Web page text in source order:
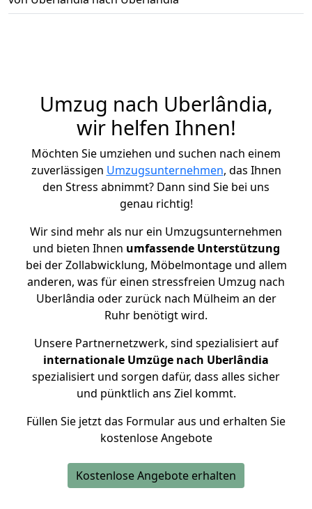
Umzug nach Uberlândia,
wir helfen Ihnen!
Möchten Sie umziehen und suchen nach einem
zuverlässigen Umzugsunternehmen, das Ihnen
den Stress abnimmt? Dann sind Sie bei uns
genau richtig!
Wir sind mehr als nur ein Umzugsunternehmen
und bieten Ihnen umfassende Unterstützung
bei der Zollabwicklung, Möbelmontage und allem
anderen, was für einen stressfreien Umzug nach
Uberlândia oder zurück nach Mülheim an der
Ruhr benötigt wird.
Unsere Partnernetzwerk, sind spezialisiert auf
internationale Umzüge nach Uberlândia
spezialisiert und sorgen dafür, dass alles sicher
und pünktlich ans Ziel kommt.
Füllen Sie jetzt das Formular aus und erhalten Sie
kostenlose Angebote
Kostenlose Angebote erhalten